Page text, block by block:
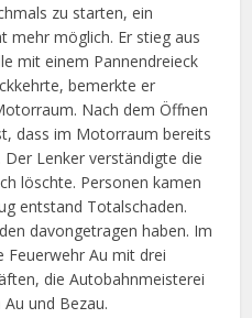
zu starten, ein
mehr möglich. Er stieg aus
mit einem Pannendreieck
bemerkte er
Nach dem Öffnen
dass im Motorraum bereits
Lenker verständigte die
löschte. Personen kamen
entstand Totalschaden.
davongetragen haben. Im
Feuerwehr Au mit drei
die Autobahnmeisterei
und Bezau.